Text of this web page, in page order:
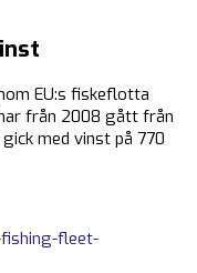
EU:s fiskeflotta
från 2008 gått från
med vinst på 770
fleet-